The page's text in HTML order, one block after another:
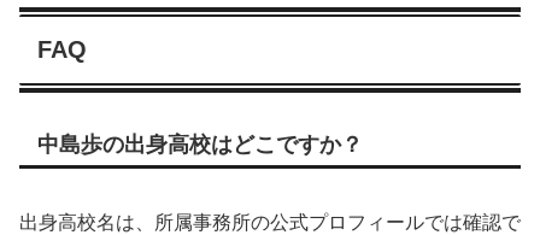
FAQ
中島歩の出身高校はどこですか？
出身高校名は、所属事務所の公式プロフィールでは確認で